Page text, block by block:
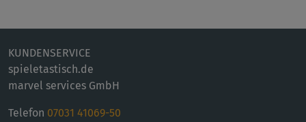
KUNDENSERVICE
spieletastisch.de
marvel services GmbH
Telefon 07031 41069-50